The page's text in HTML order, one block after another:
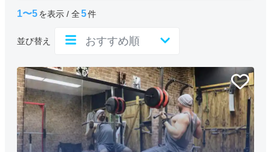
1〜5を表示 / 全5件
並び替え